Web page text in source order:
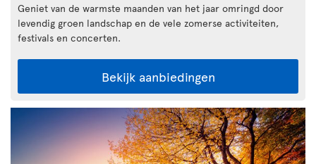
Geniet van de warmste maanden van het jaar omringd door
levendig groen landschap en de vele zomerse activiteiten,
festivals en concerten.
Bekijk aanbiedingen